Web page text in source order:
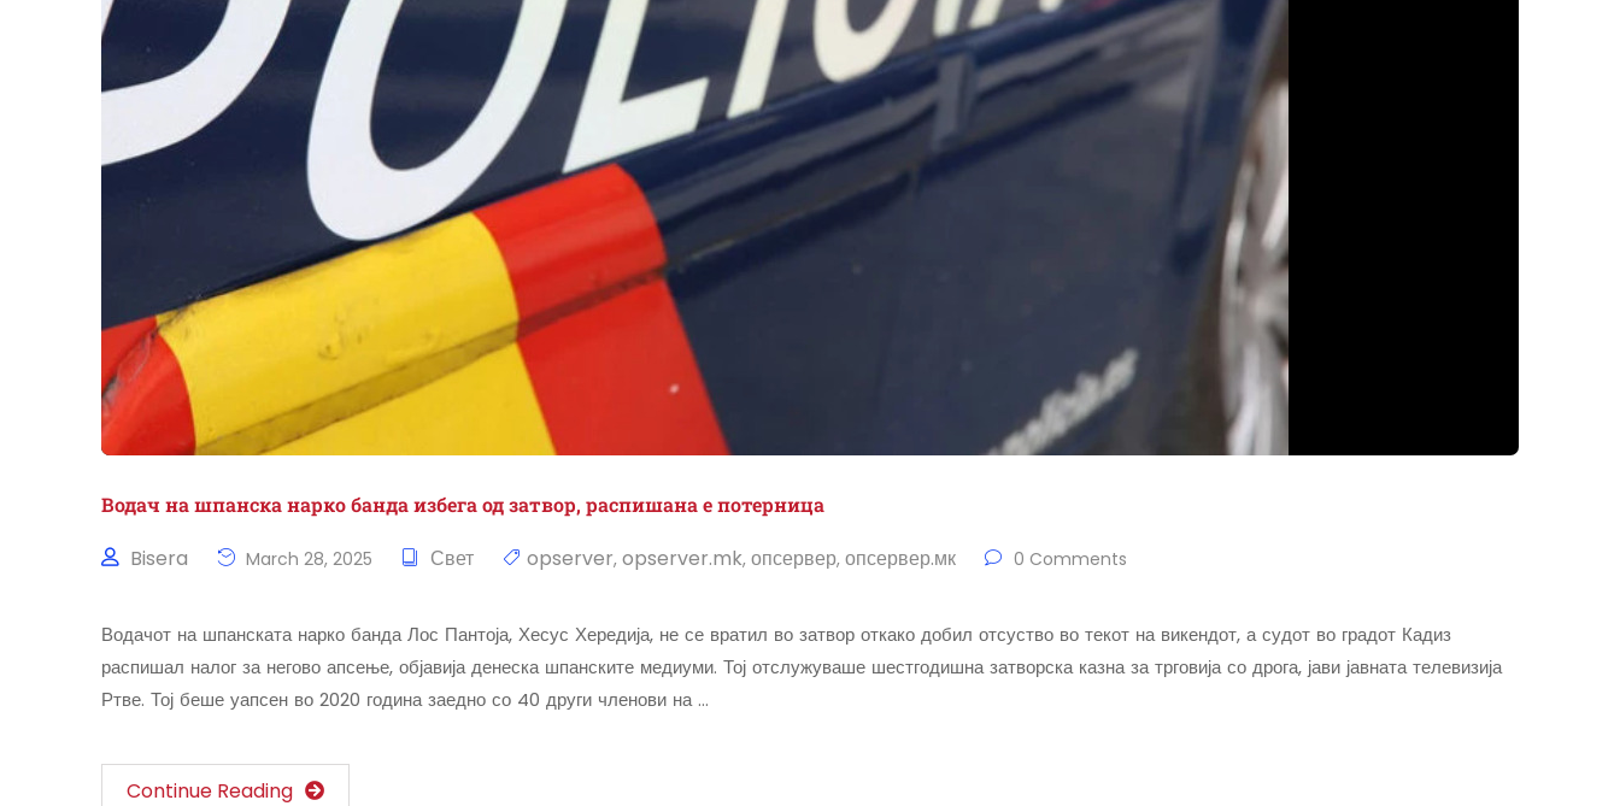
Водач на шпанска нарко банда избега од затвор, распишана е потерница
Bisera March 28, 2025 Свет opserver, opserver.mk, опсервер, опсервер.мк 0 Comments
Водачот на шпанската нарко банда Лос Пантоја, Хесус Хередија, не се вратил во затвор откако добил отсуство во текот на викендот, а судот во градот Кадиз
распишал налог за негово апсење, објавија денеска шпанските медиуми. Тој отслужуваше шестгодишна затворска казна за трговија со дрога, јави јавната телевизија
Ртве. Тој беше уапсен во 2020 година заедно со 40 други членови на …
Continue Reading